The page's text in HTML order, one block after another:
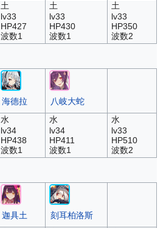
土
lv33
HP427
波数1
土
lv33
HP430
波数1
土
lv33
HP350
波数2
海德拉
八岐大蛇
水
lv34
HP438
波数1
水
lv34
HP411
波数1
水
lv33
HP510
波数2
迦具土 刻耳柏洛斯